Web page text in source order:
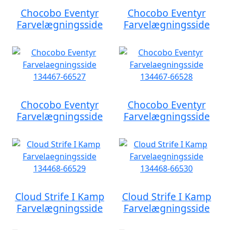
Chocobo Eventyr
Farvelægningsside
Chocobo Eventyr
Farvelægningsside
Chocobo Eventyr
Farvelægningsside
Chocobo Eventyr
Farvelægningsside
Cloud Strife I Kamp
Farvelægningsside
Cloud Strife I Kamp
Farvelægningsside